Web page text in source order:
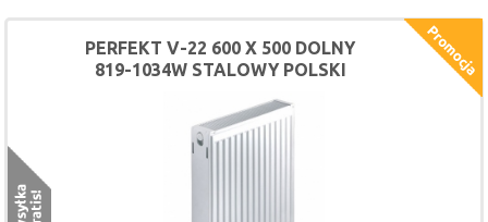
PERFEKT V-22 600 X 500 DOLNY
819-1034W STALOWY POLSKI